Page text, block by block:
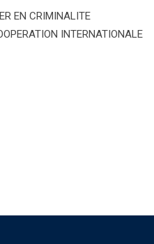
EN CRIMINALITE
INTERNATIONALE